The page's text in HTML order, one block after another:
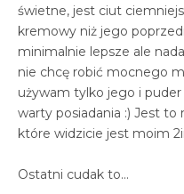
świetne, jest ciut
kremowy niż jego
minimalnie lepsze ale
nie chcę robić mocnego
używam tylko jego i
warty posiadania :) Jest to
które widzicie jest moim
Ostatni cudak to...